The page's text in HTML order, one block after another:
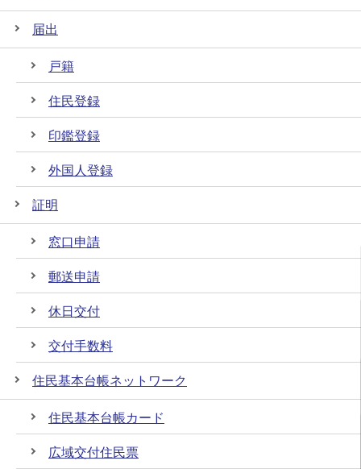
届出
戸籍
住民登録
印鑑登録
外国人登録
証明
窓口申請
郵送申請
休日交付
交付手数料
住民基本台帳ネットワーク
住民基本台帳カード
広域交付住民票